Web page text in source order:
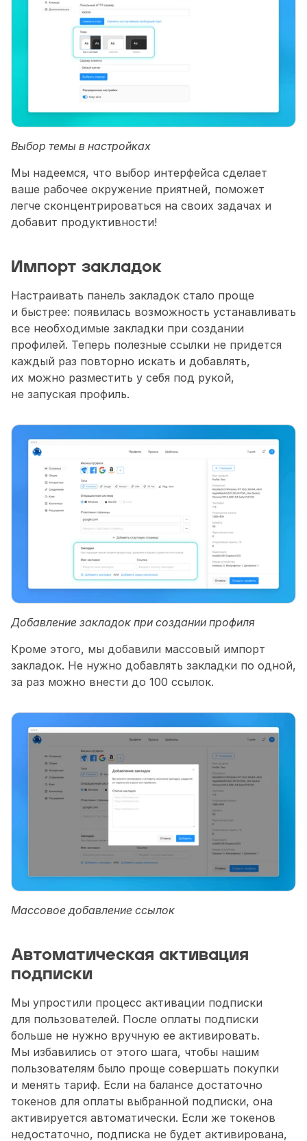
Выбор темы в настройках
Мы надеемся, что выбор интерфейса сделает
ваше рабочее окружение приятней, поможет
легче сконцентрироваться на своих задачах и
добавит продуктивности!
Импорт закладок
Настраивать панель закладок стало проще
и быстрее: появилась возможность устанавливать
все необходимые закладки при создании
профилей. Теперь полезные ссылки не придется
каждый раз повторно искать и добавлять,
их можно разместить у себя под рукой,
не запуская профиль.
Добавление закладок при создании профиля
Кроме этого, мы добавили массовый импорт
закладок. Не нужно добавлять закладки по одной,
за раз можно внести до 100 ссылок.
Массовое добавление ссылок
Автоматическая активация
подписки
Мы упростили процесс активации подписки
для пользователей. После оплаты подписки
больше не нужно вручную ее активировать.
Мы избавились от этого шага, чтобы нашим
пользователям было проще совершать покупки
и менять тариф. Если на балансе достаточно
токенов для оплаты выбранной подписки, она
активируется автоматически. Если же токенов
недостаточно, подписка не будет активирована,